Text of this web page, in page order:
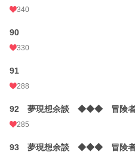
340
90
330
91
288
92 夢現想余談 ◆◆◆ 冒険者
285
93 夢現想余談 ◆◆◆ 冒険者